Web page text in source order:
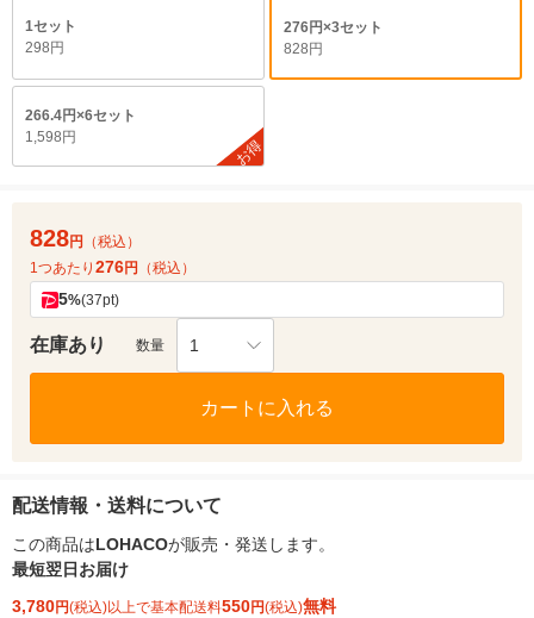
1セット
298円
276円×3セット
828円
266.4円×6セット
1,598円
お得
828円
（税込）
1つあたり 276円 （税込）
5%(37pt)
在庫あり 数量 1
カートに入れる
配送情報・送料について
この商品はLOHACOが販売・発送します。
最短翌日お届け
3,780円(税込)以上で基本配送料550円(税込)無料